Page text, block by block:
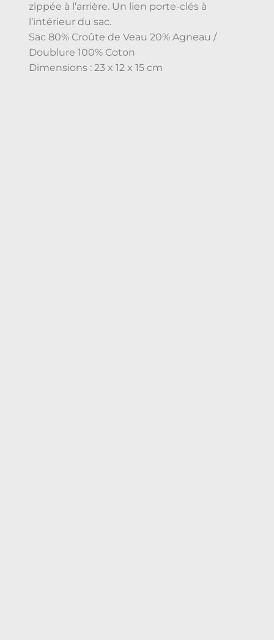
zippée à l’arrière. Un lien porte-clés à
l’intérieur du sac.
Sac 80% Croûte de Veau 20% Agneau /
Doublure 100% Coton
Dimensions : 23 x 12 x 15 cm